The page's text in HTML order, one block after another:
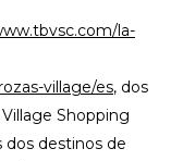
la-
village/es, dos
Shopping
dos destinos de